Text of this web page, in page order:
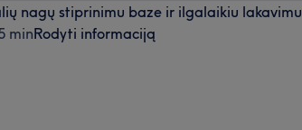
nagų stiprinimu baze ir ilgalaikiu lakavimu
minRodyti informaciją